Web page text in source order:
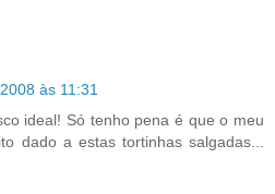
às 11:31
ideal! Só tenho pena é que o meu
dado a estas tortinhas salgadas...